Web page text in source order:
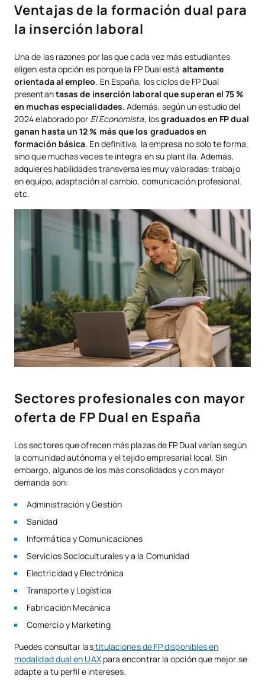
Ventajas de la formación dual para
la inserción laboral
Una de las razones por las que cada vez más estudiantes
eligen esta opción es porque la FP Dual está altamente
orientada al empleo. En España, los ciclos de FP Dual
presentantasas de inserción laboral que superan el 75 %
en muchas especialidades.Además, según un estudio del
2024 elaborado por El Economista, losgraduados en FP dual
ganan hasta un 12 % más que los graduados en
formación básica. En definitiva, la empresa no solo te forma,
sino que muchas veces te integra en su plantilla. Además,
adquieres habilidades transversales muy valoradas: trabajo
en equipo, adaptación al cambio, comunicación profesional,
etc.
Sectores profesionales con mayor
oferta de FP Dual en España
Los sectores que ofrecen más plazas de FP Dual varían según
la comunidad autónoma y el tejido empresarial local. Sin
embargo, algunos de los más consolidados y con mayor
demanda son:
Administración y Gestión
Sanidad
Informática y Comunicaciones
Servicios Socioculturales y a la Comunidad
Electricidad y Electrónica
Transporte y Logística
Fabricación Mecánica
Comercio y Marketing
Puedes consultar lastitulaciones de FP disponibles en
modalidad dual en UAXpara encontrar la opción que mejor se
adapte a tu perfil e intereses.